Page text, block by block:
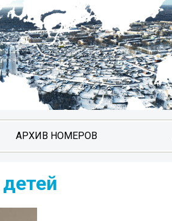
АРХИВ НОМЕРОВ